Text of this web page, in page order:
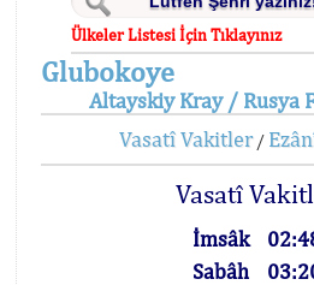
Ülkeler Listesi İçin Tıklayınız
Glubokoye
Altayskiy Kray / Rusya
Vasatî Vakitler/
Vasatî
İmsâk
Sabâh